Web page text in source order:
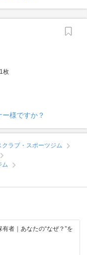
1枚
様ですか？
クラブ・スポーツジム
ム
者｜あなたの“なぜ？”を